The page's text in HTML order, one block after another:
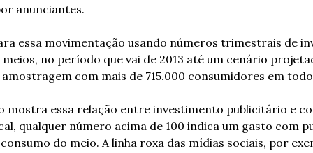
anunciantes.
essa movimentação usando números trimestrais de
no período que vai de 2013 até um cenário
com mais de 715.000 consumidores em
mostra essa relação entre investimento publicitário e
qualquer número acima de 100 indica um gasto com
do meio. A linha roxa das mídias sociais, por